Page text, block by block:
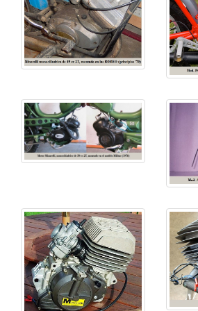
• AM6: idéntica a la anterior salvo
6 velocidades
• EZ con cilindro inclinado,
transmisión por fricción
• G1: cilindro vertical,
• K6
• M.2.3
• M / C 125:4T{4 V}
,
refrigeración líquida, muy
las: FANTIC, HM,
agua; para montar en escúteres.
• P1, con cilindro inclinado,
partir de 1963) y transmisión por
• P3 50 / 75: cilindro vertical de 49 /
1957
• P3 N: cilindro vertical de 49 cc
aire, 3 marchas con embrague